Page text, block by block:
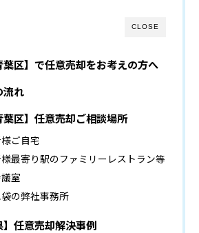
CLOSE
葉区】で任意売却をお考えの方へ
流れ
葉区】任意売却ご相談場所
ご自宅
最寄り駅のファミリーレストラン等
室
の弊社事務所
】任意売却解決事例